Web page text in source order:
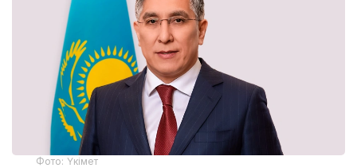
Фото: Үкімет